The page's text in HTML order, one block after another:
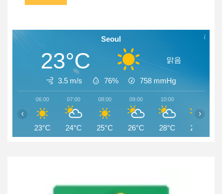
Seoul
23°C 맑음
3.5 m/s 76% 758 mmHg
06:00
23°C
07:00
24°C
08:00
25°C
09:00
26°C
10:00
28°C 29°C
‹ ›